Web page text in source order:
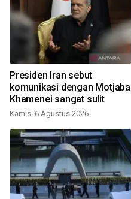
Presiden Iran sebut
komunikasi dengan Motjaba
Khamenei sangat sulit
Kamis, 6 Agustus 2026